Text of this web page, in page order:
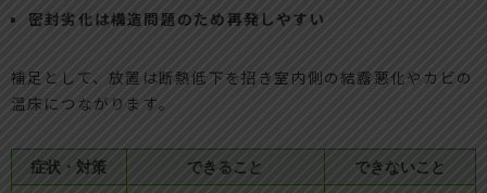
密封劣化は構造問題のため再発しやすい
補足として、放置は断熱低下を招き室内側の結露悪化やカビの
温床につながります。
症状・対策 できること できないこと